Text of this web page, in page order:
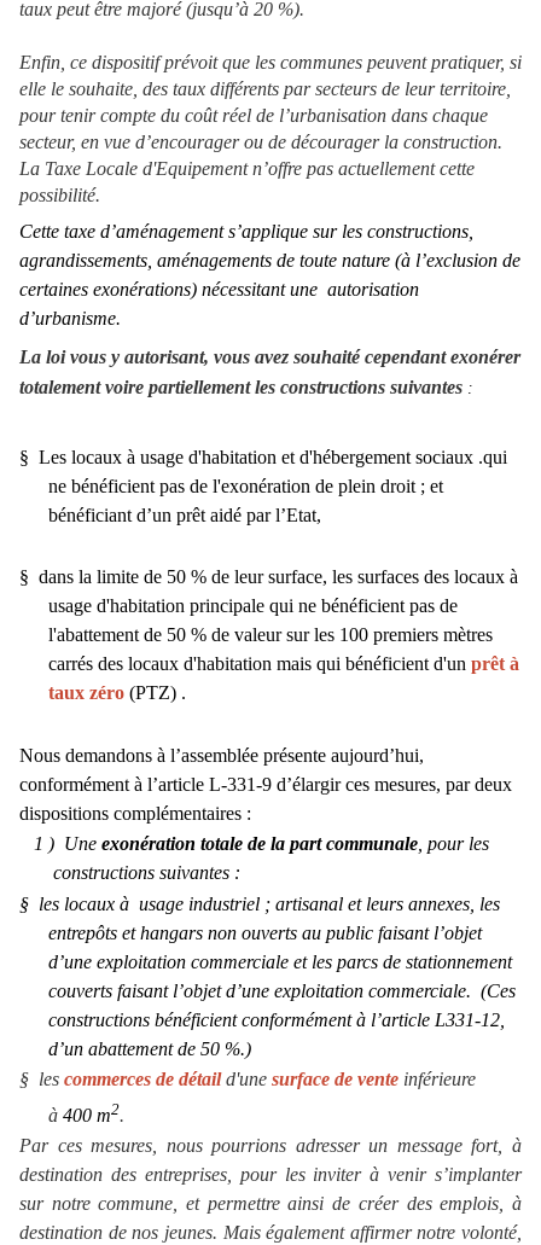
taux peut être majoré (jusqu’à 20 %).
Enfin, ce dispositif prévoit que les communes peuvent pratiquer, si
elle le souhaite, des taux différents par secteurs de leur territoire,
pour tenir compte du coût réel de l’urbanisation dans chaque
secteur, en vue d’encourager ou de décourager la construction.
La Taxe Locale d'Equipement n’offre pas actuellement cette
possibilité.
Cette taxe d’aménagement s’applique sur les constructions,
agrandissements, aménagements de toute nature (à l’exclusion de
certaines exonérations) nécessitant une autorisation
d’urbanisme.
La loi vous y autorisant, vous avez souhaité cependant exonérer
totalement voire partiellement les constructions suivantes :
§ Les locaux à usage d'habitation et d'hébergement sociaux .qui
ne bénéficient pas de l'exonération de plein droit ; et
bénéficiant d’un prêt aidé par l’Etat,
§ dans la limite de 50 % de leur surface, les surfaces des locaux à
usage d'habitation principale qui ne bénéficient pas de
l'abattement de 50 % de valeur sur les 100 premiers mètres
carrés des locaux d'habitation mais qui bénéficient d'un prêt à
taux zéro (PTZ) .
Nous demandons à l’assemblée présente aujourd’hui,
conformément à l’article L-331-9 d’élargir ces mesures, par deux
dispositions complémentaires :
1 ) Une exonération totale de la part communale , pour les
constructions suivantes :
§ les locaux à usage industriel ; artisanal et leurs annexes, les
entrepôts et hangars non ouverts au public faisant l’objet
d’une exploitation commerciale et les parcs de stationnement
couverts faisant l’objet d’une exploitation commerciale. (Ces
constructions bénéficient conformément à l’article L331-12,
d’un abattement de 50 %.)
§ les commerces de détail d'une surface de vente inférieure
à 400 m2.
Par ces mesures, nous pourrions adresser un message fort, à
destination des entreprises, pour les inviter à venir s’implanter
sur notre commune, et permettre ainsi de créer des emplois, à
destination de nos jeunes. Mais également affirmer notre volonté,